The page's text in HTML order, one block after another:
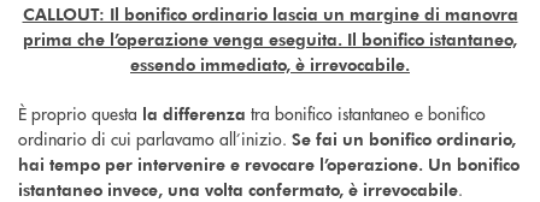
CALLOUT: Il bonifico ordinario lascia un margine di manovra
prima che l’operazione venga eseguita. Il bonifico istantaneo,
essendo immediato, è irrevocabile.
È proprio questa la differenza tra bonifico istantaneo e bonifico
ordinario di cui parlavamo all’inizio. Se fai un bonifico ordinario,
hai tempo per intervenire e revocare l’operazione. Un bonifico
istantaneo invece, una volta confermato, è irrevocabile.